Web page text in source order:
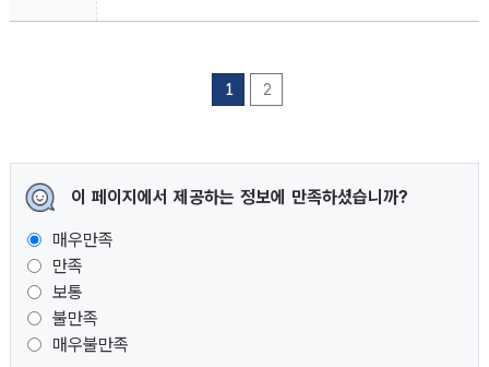
1 2
이 페이지에서 제공하는 정보에 만족하셨습니까?
매우만족
만족
보통
불만족
매우불만족